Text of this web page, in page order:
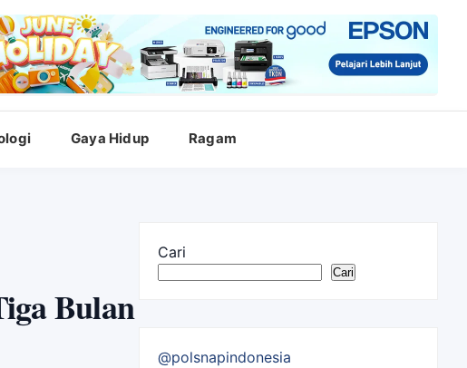
Gaya Hidup Ragam
Bulan
Cari
Cari
@polsnapindonesia